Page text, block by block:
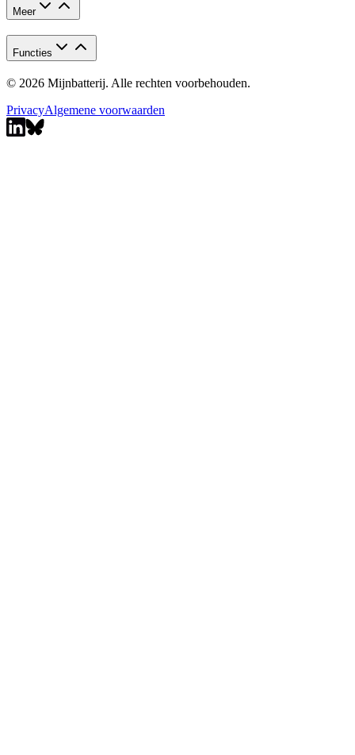
Meer
Functies
© 2026 Mijnbatterij. Alle rechten voorbehouden.
PrivacyAlgemene voorwaarden